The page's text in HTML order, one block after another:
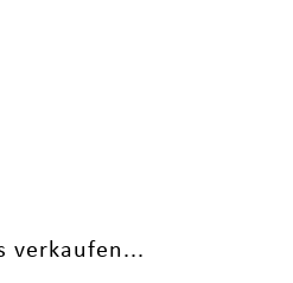
verkaufen...